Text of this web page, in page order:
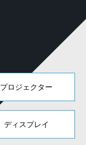
プロジェクター
ディスプレイ